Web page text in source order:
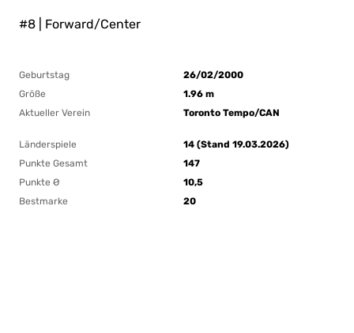
#8 | Forward/Center
Geburtstag
26/02/2000
Größe
1.96 m
Aktueller Verein
Toronto Tempo/CAN
Länderspiele
14 (Stand 19.03.2026)
Punkte Gesamt
147
Punkte Ø
10,5
Bestmarke
20